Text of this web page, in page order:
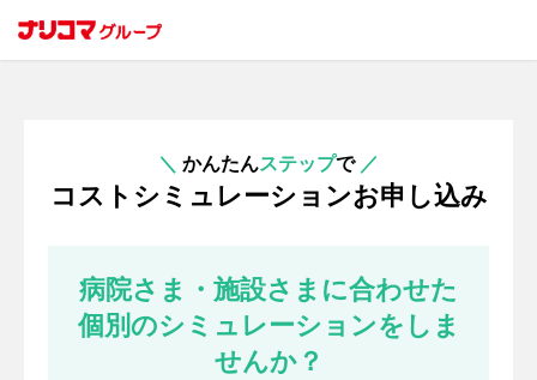
＼ かんたんステップで ／
コストシミュレーションお申し込み
病院さま・施設さまに合わせた
個別のシミュレーションをしま
せんか？